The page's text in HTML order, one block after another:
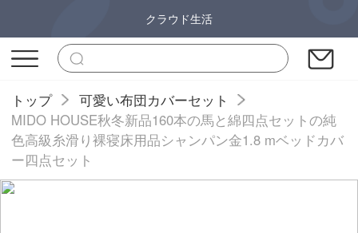
クラウド生活
トップ
可愛い布団カバーセット
MIDO HOUSE秋冬新品160本の馬と綿四点セットの純
色高級糸滑り裸寝床用品シャンパン金1.8 mベッドカバ
ー四点セット